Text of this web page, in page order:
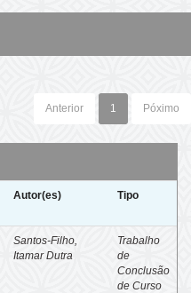
Anterior 1 Póximo
Autor(es) Tipo
Santos-Filho,
Itamar Dutra
Trabalho
de
Conclusão
de Curso